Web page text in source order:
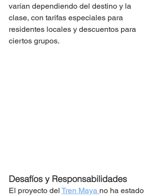
varían dependiendo del destino y la
clase, con tarifas especiales para
residentes locales y descuentos para
ciertos grupos.
Desafíos y Responsabilidades
El proyecto del Tren Maya no ha estado